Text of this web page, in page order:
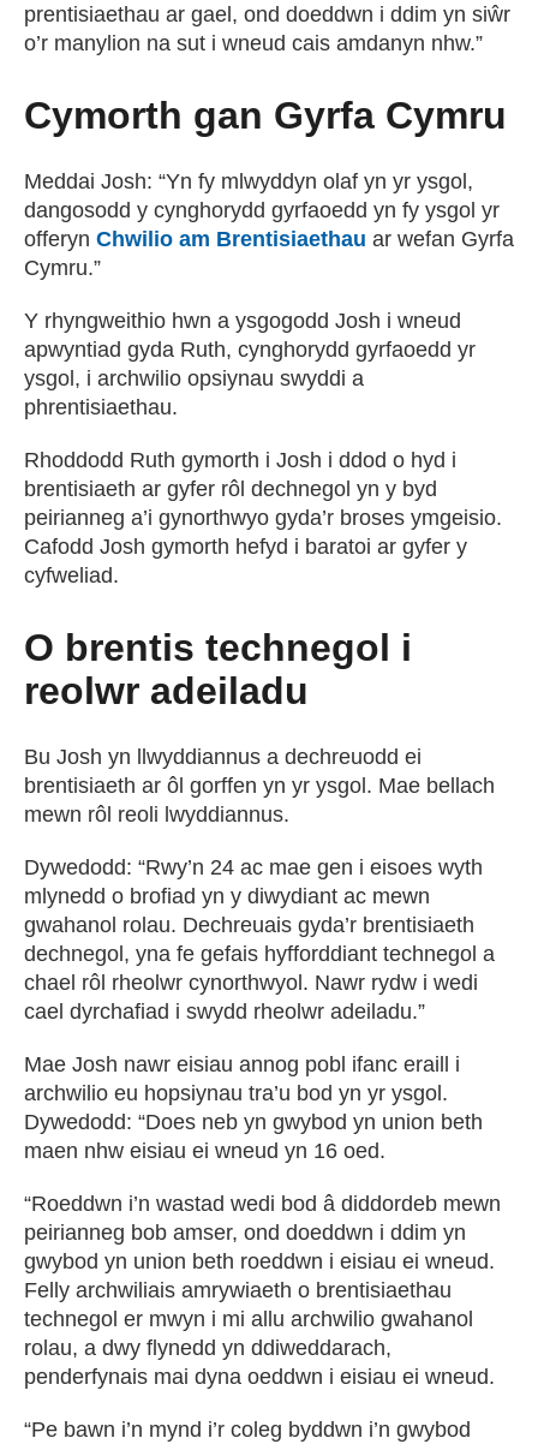
prentisiaethau ar gael, ond doeddwn i ddim yn siŵr
o’r manylion na sut i wneud cais amdanyn nhw.”
Cymorth gan Gyrfa Cymru
Meddai Josh: “Yn fy mlwyddyn olaf yn yr ysgol,
dangosodd y cynghorydd gyrfaoedd yn fy ysgol yr
offeryn Chwilio am Brentisiaethau ar wefan Gyrfa
Cymru.”
Y rhyngweithio hwn a ysgogodd Josh i wneud
apwyntiad gyda Ruth, cynghorydd gyrfaoedd yr
ysgol, i archwilio opsiynau swyddi a
phrentisiaethau.
Rhoddodd Ruth gymorth i Josh i ddod o hyd i
brentisiaeth ar gyfer rôl dechnegol yn y byd
peirianneg a’i gynorthwyo gyda’r broses ymgeisio.
Cafodd Josh gymorth hefyd i baratoi ar gyfer y
cyfweliad.
O brentis technegol i
reolwr adeiladu
Bu Josh yn llwyddiannus a dechreuodd ei
brentisiaeth ar ôl gorffen yn yr ysgol. Mae bellach
mewn rôl reoli lwyddiannus.
Dywedodd: “Rwy’n 24 ac mae gen i eisoes wyth
mlynedd o brofiad yn y diwydiant ac mewn
gwahanol rolau. Dechreuais gyda’r brentisiaeth
dechnegol, yna fe gefais hyfforddiant technegol a
chael rôl rheolwr cynorthwyol. Nawr rydw i wedi
cael dyrchafiad i swydd rheolwr adeiladu.”
Mae Josh nawr eisiau annog pobl ifanc eraill i
archwilio eu hopsiynau tra’u bod yn yr ysgol.
Dywedodd: “Does neb yn gwybod yn union beth
maen nhw eisiau ei wneud yn 16 oed.
“Roeddwn i’n wastad wedi bod â diddordeb mewn
peirianneg bob amser, ond doeddwn i ddim yn
gwybod yn union beth roeddwn i eisiau ei wneud.
Felly archwiliais amrywiaeth o brentisiaethau
technegol er mwyn i mi allu archwilio gwahanol
rolau, a dwy flynedd yn ddiweddarach,
penderfynais mai dyna oeddwn i eisiau ei wneud.
“Pe bawn i’n mynd i’r coleg byddwn i’n gwybod